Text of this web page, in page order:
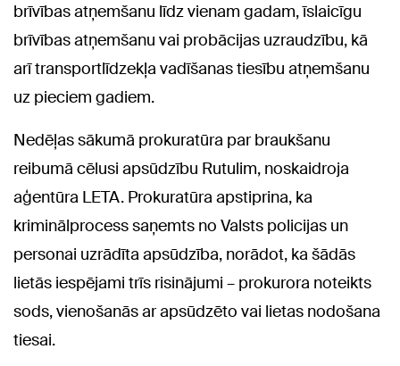
brīvības atņemšanu līdz vienam gadam, īslaicīgu
brīvības atņemšanu vai probācijas uzraudzību, kā
arī transportlīdzekļa vadīšanas tiesību atņemšanu
uz pieciem gadiem.
Nedēļas sākumā prokuratūra par braukšanu
reibumā cēlusi apsūdzību Rutulim, noskaidroja
aģentūra LETA. Prokuratūra apstiprina, ka
kriminālprocess saņemts no Valsts policijas un
personai uzrādīta apsūdzība, norādot, ka šādās
lietās iespējami trīs risinājumi – prokurora noteikts
sods, vienošanās ar apsūdzēto vai lietas nodošana
tiesai.